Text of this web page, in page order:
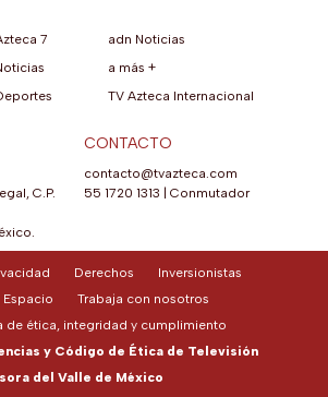
7
adn Noticias
a más +
TV Azteca Internacional
C.P.
CONTACTO
contacto@tvazteca.com
55 1720 1313
Conmutador
Derechos
Inversionistas
Espacio
Trabaja con nosotros
de ética, integridad y cumplimiento
y Código de Ética de Televisión
del Valle de México